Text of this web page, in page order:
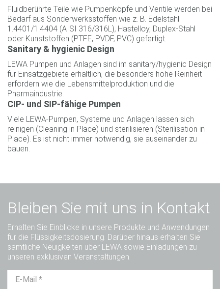
Fluidberührte Teile wie Pumpenköpfe und Ventile werden bei
Bedarf aus Sonderwerksstoffen wie z. B. Edelstahl
1.4401/1.4404 (AISI 316/316L), Hastelloy, Duplex-Stahl
oder Kunststoffen (PTFE, PVDF, PVC) gefertigt.
Sanitary & hygienic Design
LEWA Pumpen und Anlagen sind im sanitary/hygienic Design
für Einsatzgebiete erhältlich, die besonders hohe Reinheit
erfordern wie die Lebensmittelproduktion und die
Pharmaindustrie.
CIP- und SIP-fähige Pumpen
Viele LEWA-Pumpen, Systeme und Anlagen lassen sich
reinigen (Cleaning in Place) und sterilisieren (Sterilisation in
Place). Es ist nicht immer notwendig, sie auseinander zu
bauen.
Bleiben Sie mit uns in Kontakt
Erhalten Sie Einblicke in unsere Produkte und Anwendungen
für die Flüssigkeitsdosierung. Darüber hinaus erhalten Sie
sämtliche Neuigkeiten über LEWA sowie Einladungen zu
unseren exklusiven Veranstaltungen.